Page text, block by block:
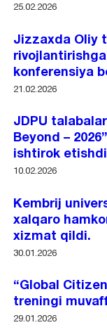
25.02.2026
Jizzaxda Oliy
konferensiya
21.02.2026
JDPU
Beyond –
ishtirok
10.02.2026
Kembrij
xalqaro
xizmat qildi.
30.01.2026
“Global
treningi
29.01.2026